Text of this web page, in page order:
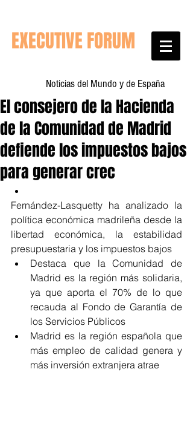
EXECUTIVE FORUM
Noticias del Mundo y de España
El consejero de la Hacienda
de la Comunidad de Madrid
defiende los impuestos bajos
para generar crec
Fernández-Lasquetty ha analizado la
política económica madrileña desde la
libertad económica, la estabilidad
presupuestaria y los impuestos bajos
Destaca que la Comunidad de
Madrid es la región más solidaria,
ya que aporta el 70% de lo que
recauda al Fondo de Garantía de
los Servicios Públicos
Madrid es la región española que
más empleo de calidad genera y
más inversión extranjera atrae